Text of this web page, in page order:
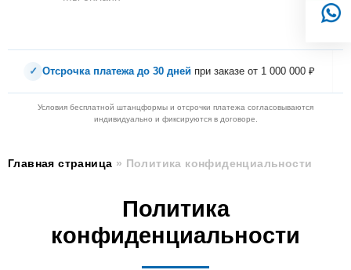
платежа до 30 днейпри заказе от 1 000 000 ₽ ✓ Образцы
Условия бесплатной штанцформы и отсрочки платежа согласовываются
индивидуально и фиксируются в договоре.
Главная страница » Политика конфиденциальности
Политика
конфиденциальности